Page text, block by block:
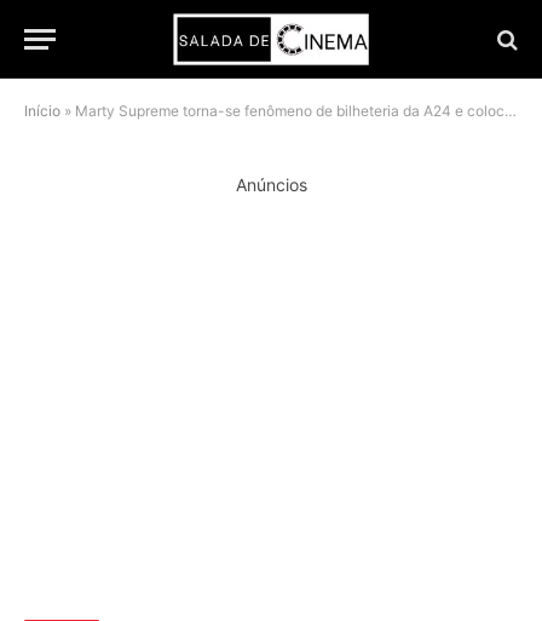
Início » Marty Supreme torna-se fenômeno de bilheteria da A24 e coloca Timothée Chalamet na mira do Oscar
Anúncios